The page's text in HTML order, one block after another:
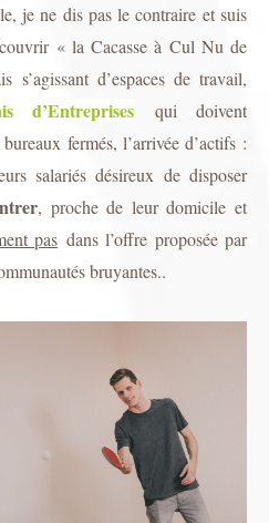
je ne dis pas le contraire et suis
« la Cacasse à Cul Nu de
s’agissant d’espaces de travail,
d’Entreprises qui doivent
fermés, l’arrivée d’actifs :
salariés désireux de disposer
, proche de leur domicile et
pas dans l’offre proposée par
bruyantes..